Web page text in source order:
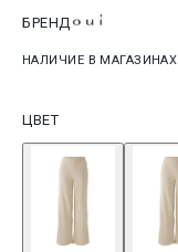
БРЕНД
НАЛИЧИЕ В МАГАЗИНАХ
ЦВЕТ